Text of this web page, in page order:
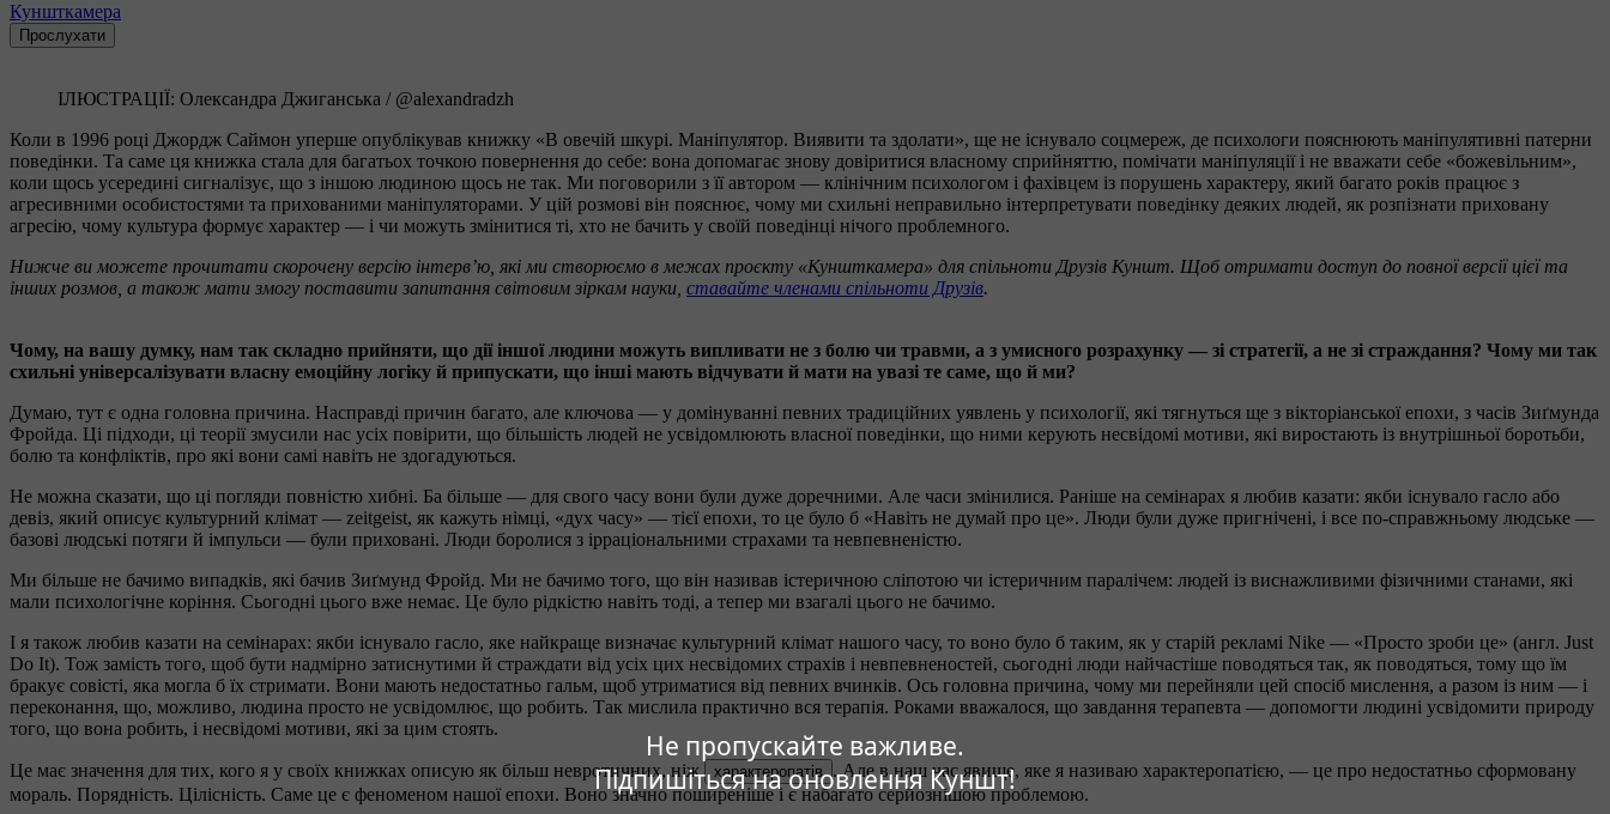
Не пропускайте важливе.
Підпишіться на оновлення Куншт!
Куншткамера
Прослухати
ІЛЮСТРАЦІЇ: Олександра Джиганська / @alexandradzh
Коли в 1996 році Джордж Саймон уперше опублікував книжку «В овечій шкурі. Маніпулятор. Виявити та здолати», ще не існувало соцмереж, де психологи пояснюють маніпулятивні патерни
поведінки. Та саме ця книжка стала для багатьох точкою повернення до себе: вона допомагає знову довіритися власному сприйняттю, помічати маніпуляції і не вважати себе «божевільним»,
коли щось усередині сигналізує, що з іншою людиною щось не так. Ми поговорили з її автором — клінічним психологом і фахівцем із порушень характеру, який багато років працює з
агресивними особистостями та прихованими маніпуляторами. У цій розмові він пояснює, чому ми схильні неправильно інтерпретувати поведінку деяких людей, як розпізнати приховану
агресію, чому культура формує характер — і чи можуть змінитися ті, хто не бачить у своїй поведінці нічого проблемного.
Нижче ви можете прочитати скорочену версію інтерв’ю, які ми створюємо в межах проєкту «Куншткамера» для спільноти Друзів Куншт. Щоб отримати доступ до повної версії цієї та
інших розмов, а також мати змогу поставити запитання світовим зіркам науки, ставайте членами спільноти Друзів.
Чому, на вашу думку, нам так складно прийняти, що дії іншої людини можуть випливати не з болю чи травми, а з умисного розрахунку — зі стратегії, а не зі страждання? Чому ми так
схильні універсалізувати власну емоційну логіку й припускати, що інші мають відчувати й мати на увазі те саме, що й ми?
Думаю, тут є одна головна причина. Насправді причин багато, але ключова — у домінуванні певних традиційних уявлень у психології, які тягнуться ще з вікторіанської епохи, з часів Зиґмунда
Фройда. Ці підходи, ці теорії змусили нас усіх повірити, що більшість людей не усвідомлюють власної поведінки, що ними керують несвідомі мотиви, які виростають із внутрішньої боротьби,
болю та конфліктів, про які вони самі навіть не здогадуються.
Не можна сказати, що ці погляди повністю хибні. Ба більше — для свого часу вони були дуже доречними. Але часи змінилися. Раніше на семінарах я любив казати: якби існувало гасло або
девіз, який описує культурний клімат — zeitgeist, як кажуть німці, «дух часу» — тієї епохи, то це було б «Навіть не думай про це». Люди були дуже пригнічені, і все по-справжньому людське —
базові людські потяги й імпульси — були приховані. Люди боролися з ірраціональними страхами та невпевненістю.
Ми більше не бачимо випадків, які бачив Зиґмунд Фройд. Ми не бачимо того, що він називав істеричною сліпотою чи істеричним паралічем: людей із виснажливими фізичними станами, які
мали психологічне коріння. Сьогодні цього вже немає. Це було рідкістю навіть тоді, а тепер ми взагалі цього не бачимо.
І я також любив казати на семінарах: якби існувало гасло, яке найкраще визначає культурний клімат нашого часу, то воно було б таким, як у старій рекламі Nike — «Просто зроби це» (англ. Just
Do It). Тож замість того, щоб бути надмірно затиснутими й страждати від усіх цих несвідомих страхів і невпевненостей, сьогодні люди найчастіше поводяться так, як поводяться, тому що їм
бракує совісті, яка могла б їх стримати. Вони мають недостатньо гальм, щоб утриматися від певних вчинків. Ось головна причина, чому ми перейняли цей спосіб мислення, а разом із ним — і
переконання, що, можливо, людина просто не усвідомлює, що робить. Так мислила практично вся терапія. Роками вважалося, що завдання терапевта — допомогти людині усвідомити природу
того, що вона робить, і несвідомі мотиви, які за цим стоять.
Це має значення для тих, кого я у своїх книжках описую як більш невротичних, ніж характеропатів
. Але в наш час явище, яке я називаю характеропатією, — це про недостатньо сформовану
мораль. Порядність. Цілісність. Саме це є феноменом нашої епохи. Воно значно поширеніше і є набагато серйознішою проблемою.